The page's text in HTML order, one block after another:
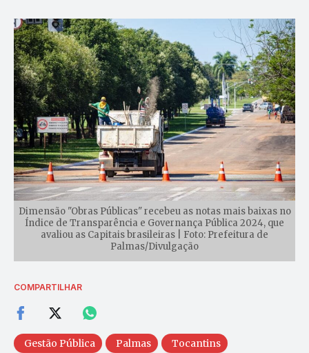
Dimensão "Obras Públicas" recebeu as notas mais baixas no
Índice de Transparência e Governança Pública 2024, que
avaliou as Capitais brasileiras | Foto: Prefeitura de
Palmas/Divulgação
COMPARTILHAR
Gestão Pública Palmas Tocantins